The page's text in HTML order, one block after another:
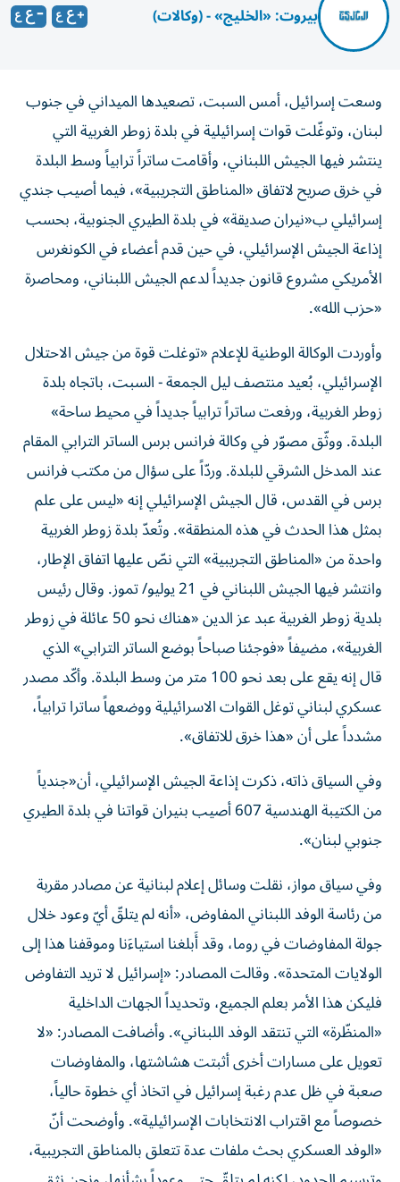
بيروت: «الخليج» - (وكالات)
وسعت إسرائيل، أمس السبت، تصعيدها الميداني في جنوب
لبنان، وتوغّلت قوات إسرائيلية في بلدة زوطر الغربية التي
ينتشر فيها الجيش اللبناني، وأقامت ساتراً ترابياً وسط البلدة
في خرق صريح لاتفاق «المناطق التجريبية»، فيما أصيب جندي
إسرائيلي ب«نيران صديقة» في بلدة الطيري الجنوبية، بحسب
إذاعة الجيش الإسرائيلي، في حين قدم أعضاء في الكونغرس
الأمريكي مشروع قانون جديداً لدعم الجيش اللبناني، ومحاصرة
«حزب الله».
وأوردت الوكالة الوطنية للإعلام «توغلت قوة من جيش الاحتلال
الإسرائيلي، بُعيد منتصف ليل الجمعة - السبت، باتجاه بلدة
زوطر الغربية، ورفعت ساتراً ترابياً جديداً في محيط ساحة»
البلدة. ووثّق مصوّر في وكالة فرانس برس الساتر الترابي المقام
عند المدخل الشرقي للبلدة. وردّاً على سؤال من مكتب فرانس
برس في القدس، قال الجيش الإسرائيلي إنه «ليس على علم
بمثل هذا الحدث في هذه المنطقة». وتُعدّ بلدة زوطر الغربية
واحدة من «المناطق التجريبية» التي نصّ عليها اتفاق الإطار،
وانتشر فيها الجيش اللبناني في 21 يوليو/ تموز. وقال رئيس
بلدية زوطر الغربية عبد عز الدين «هناك نحو 50 عائلة في زوطر
الغربية»، مضيفاً «فوجئنا صباحاً بوضع الساتر الترابي» الذي
قال إنه يقع على بعد نحو 100 متر من وسط البلدة. وأكّد مصدر
عسكري لبناني توغل القوات الاسرائيلية ووضعهاً ساترا ترابياً،
مشدداً على أن «هذا خرق للاتفاق».
وفي السياق ذاته، ذكرت إذاعة الجيش الإسرائيلي، أن«جندياً
من الكتيبة الهندسية 607 أصيب بنيران قواتنا في بلدة الطيري
جنوبي ​لبنان​».
وفي سياق مواز، نقلت وسائل إعلام لبنانية عن مصادر مقربة
من ​رئاسة الوفد اللبناني​ المفاوض، «أنه لم يتلقّ أيّ وعود خلال
جولة المفاوضات في روما، وقد أَبلغنا استياءَنا وموقفنا هذا إلى
الولايات المتحدة». وقالت المصادر: «​إسرائيل​ لا تريد التفاوض
فليكن هذا الأمر بعلم الجميع، وتحديداً الجهات الداخلية
«المنظّرة» التي تنتقد الوفد اللبناني». وأضافت المصادر: «لا
تعويل على مسارات أخرى أثبتت هشاشتها، والمفاوضات
صعبة في ظل عدم رغبة إسرائيل في اتخاذ أي خطوة حالياً،
خصوصاً مع اقتراب الانتخابات الإسرائيلية». وأوضحت أنّ
«الوفد العسكري بحث ملفات عدة تتعلق بالمناطق التجريبية،